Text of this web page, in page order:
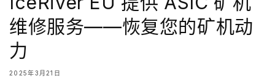
维修服务——恢复您的矿机动
力
2025年3月21日